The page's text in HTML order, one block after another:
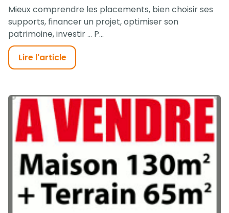
Mieux comprendre les placements, bien choisir ses
supports, financer un projet, optimiser son
patrimoine, investir ... P...
Lire l'article